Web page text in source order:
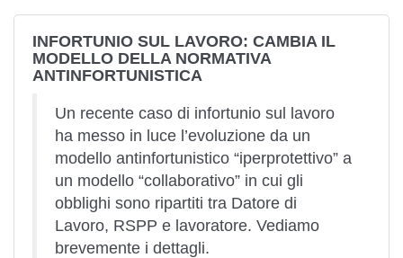
INFORTUNIO SUL LAVORO: CAMBIA IL
MODELLO DELLA NORMATIVA
ANTINFORTUNISTICA
Un recente caso di infortunio sul lavoro
ha messo in luce l’evoluzione da un
modello antinfortunistico “iperprotettivo” a
un modello “collaborativo” in cui gli
obblighi sono ripartiti tra Datore di
Lavoro, RSPP e lavoratore. Vediamo
brevemente i dettagli.